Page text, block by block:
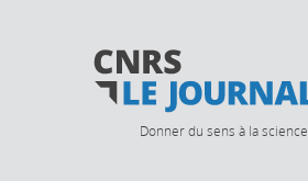
Donner du sens à la science